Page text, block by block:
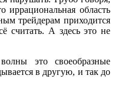
иррациональная область
трейдерам приходится
считать. А здесь это не
это своеобразные
в другую, и так до